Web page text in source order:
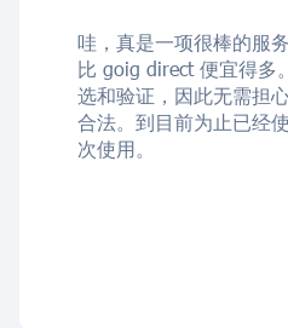
哇，真是一项很棒的服
比 goig direct 便宜得多
选和验证，因此无需担
合法。到目前为止已经
次使用。